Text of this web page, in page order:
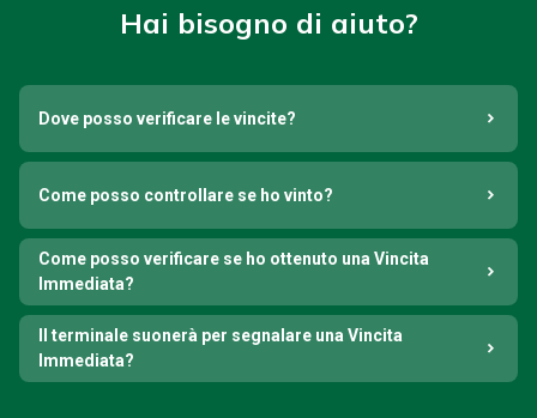
Hai bisogno di aiuto?
Dove posso verificare le vincite?
Come posso controllare se ho vinto?
Come posso verificare se ho ottenuto una Vincita
Immediata?
Il terminale suonerà per segnalare una Vincita
Immediata?